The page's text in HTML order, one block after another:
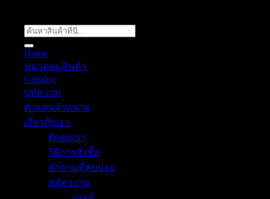
Home
หมวดหมู่สินค้า
Cattalog
บทความ
ตัวแทนจำหน่าย
เกี่ยวกับเรา
ติดต่อเรา
วิธีการสั่งซื้อ
คำถามที่พบบ่อย
สมัครงาน